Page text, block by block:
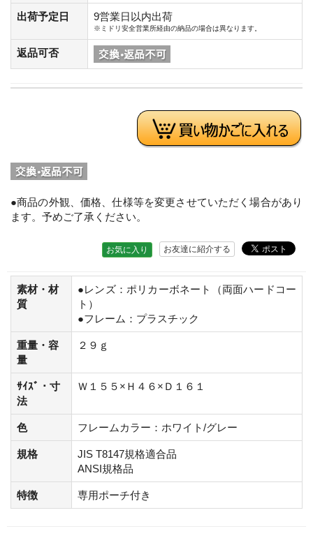
出荷予定日 9営業日以内出荷
※ミドリ安全営業所経由の納品の場合は異なります。
返品可否
●商品の外観、価格、仕様等を変更させていただく場合があり
ます。予めご了承ください。
お友達に紹介する
お気に入り
素材・材
質
●レンズ：ポリカーボネート（両面ハードコー
ト）
●フレーム：プラスチック
重量・容
量
２９ｇ
ｻｲｽﾞ・寸
法
Ｗ１５５×Ｈ４６×Ｄ１６１
色 フレームカラー：ホワイト/グレー
規格
JIS T8147規格適合品
ANSI規格品
特徴 専用ポーチ付き